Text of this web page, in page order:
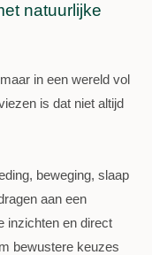
natuurlijke
in een wereld vol
is dat niet altijd
beweging, slaap
aan een
inzichten en direct
bewustere keuzes